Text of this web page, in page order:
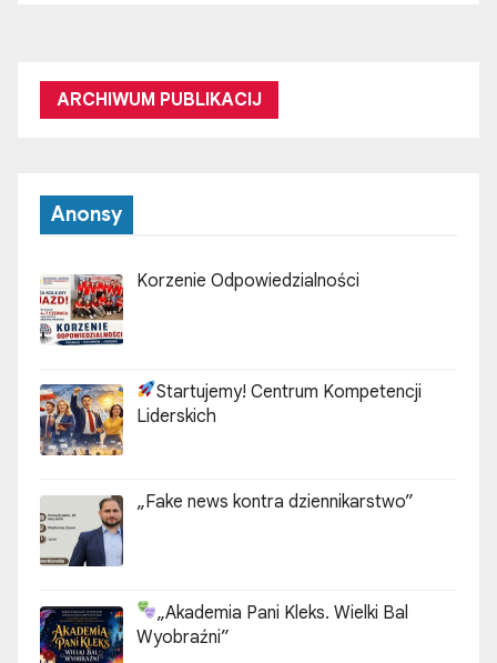
ARCHIWUM PUBLIKACIJ
Anonsy
Korzenie Odpowiedzialności
Startujemy! Centrum Kompetencji
Liderskich
„Fake news kontra dziennikarstwo”
„Akademia Pani Kleks. Wielki Bal
Wyobraźni”